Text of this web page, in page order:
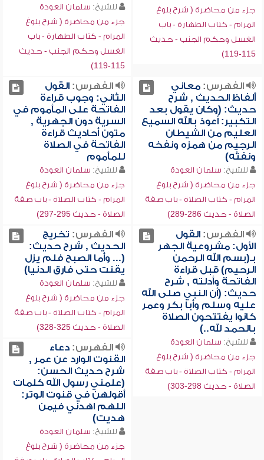
جزء من محاضرة ( شرح بلوغ
المرام - كتاب الطهارة - باب
الغسل وحكم الجنب - حديث
115-119)
للشيخ: سلمان العودة
جزء من محاضرة ( شرح بلوغ
المرام - كتاب الطهارة - باب
الغسل وحكم الجنب - حديث
115-119)
الفهرس:معاني
ألفاظ الحديث , شرح
حديث: (وكان يقول بعد
التكبير: أعوذ بالله السميع
العليم من الشيطان
الرجيم من همزه ونفخه
ونفثه)
للشيخ: سلمان العودة
جزء من محاضرة ( شرح بلوغ
المرام - كتاب الصلاة - باب صفة
الصلاة - حديث 286-289)
الفهرس:القول
الثاني: وجوب قراءة
الفاتحة على المأموم في
السرية دون الجهرية ,
متون أحاديث قراءة
الفاتحة في الصلاة
للمأموم
للشيخ: سلمان العودة
جزء من محاضرة ( شرح بلوغ
المرام - كتاب الصلاة - باب صفة
الصلاة - حديث 295-297)
الفهرس:القول
الأول: مشروعية الجهر
بـ(بسم الله الرحمن
الرحيم) قبل قراءة
الفاتحة وأدلته , شرح
حديث: (أن النبي صلى الله
عليه وسلم وأبا بكر وعمر
كانوا يفتتحون الصلاة
بالحمد لله..)
للشيخ: سلمان العودة
جزء من محاضرة ( شرح بلوغ
المرام - كتاب الصلاة - باب صفة
الصلاة - حديث 298-303)
الفهرس: تخريج
الحديث , شرح حديث:
(... وأما الصبح فلم يزل
يقنت حتى فارق الدنيا)
للشيخ: سلمان العودة
جزء من محاضرة ( شرح بلوغ
المرام - كتاب الصلاة - باب صفة
الصلاة - حديث 325-328)
الفهرس:دعاء
القنوت الوارد عن عمر ,
شرح حديث الحسن:
(علمني رسول الله كلمات
أقولهن في قنوت الوتر:
اللهم اهدني فيمن
هديت)
للشيخ: سلمان العودة
جزء من محاضرة ( شرح بلوغ